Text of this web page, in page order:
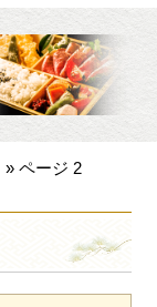
»ページ 2